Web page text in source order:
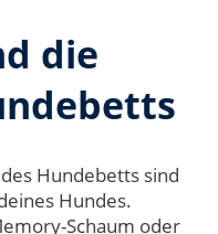
die
Hundebetts sind
Hundes.
Schaum oder